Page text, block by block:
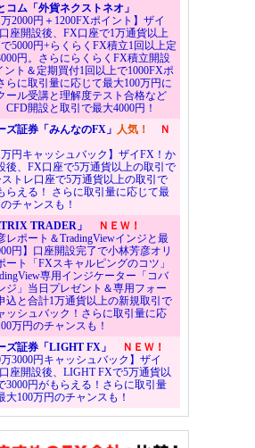
コム「外貨ネクストネオ」
万2000円＋1200FXポイント】ザイ
座開設後、FX口座で1万通貨以上
5000円+らくらくFX積立1回以上定
円。さらにらくらくFX積立開設
ント＆定期買付1回以上で1000FXポ
らに取引量に応じて最大100万円に
ール受講と理解度テスト合格など
CFD開設と取引で最大4000円！
ズ証券「みんなのFX」 人気！
Ｎ
万円キャッシュバック】ザイFX！か
後、FX口座で5万通貨以上の取引で
ストレ口座で5万通貨以上の取引で
らえる！ さらに取引量に応じて最
チャンスも！
TRADER」
ＮＥＷ！
レポート＆TradingViewインジと最
円】口座開設完了で小林芳彦オリ
ート「FXスキャルピングのコツ」
専用インジケーター「コバ
ジ」当日プレゼント＆専用フォー
込と合計1万通貨以上の新規取引で
ッシュバック！さらに取引量に応
万円のチャンスも！
ズ証券「LIGHT FX」
ＮＥＷ！
万3000円キャッシュバック】ザイ
座開設後、LIGHT FXで5万通貨以
3000円がもらえる！さらに取引量
大100万円のチャンスも！